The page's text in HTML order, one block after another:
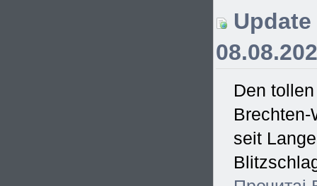
Den
Brechten-
seit